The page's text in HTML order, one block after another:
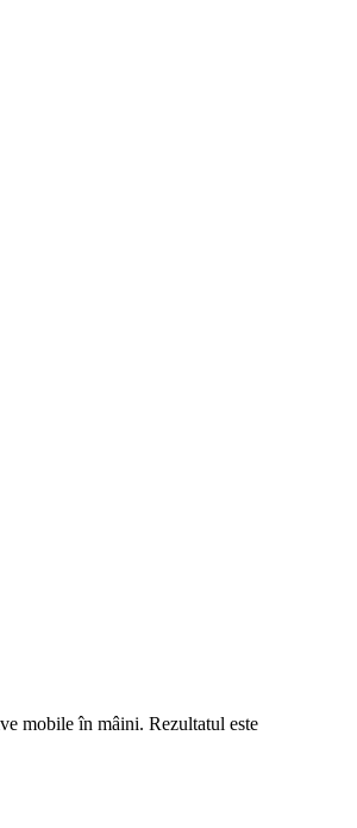
mobile în mâini. Rezultatul este